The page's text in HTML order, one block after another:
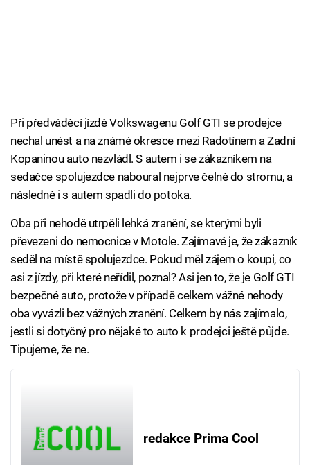
Při předváděcí jízdě Volkswagenu Golf GTI se prodejce
nechal unést a na známé okresce mezi Radotínem a Zadní
Kopaninou auto nezvládl. S autem i se zákazníkem na
sedačce spolujezdce naboural nejprve čelně do stromu, a
následně i s autem spadli do potoka.
Oba při nehodě utrpěli lehká zranění, se kterými byli
převezeni do nemocnice v Motole. Zajímavé je, že zákazník
seděl na místě spolujezdce. Pokud měl zájem o koupi, co
asi z jízdy, při které neřídil, poznal? Asi jen to, že je Golf GTI
bezpečné auto, protože v případě celkem vážné nehody
oba vyvázli bez vážných zranění. Celkem by nás zajímalo,
jestli si dotyčný pro nějaké to auto k prodejci ještě půjde.
Tipujeme, že ne.
redakce Prima Cool